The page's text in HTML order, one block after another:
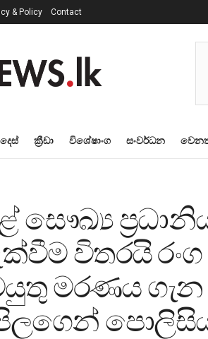
& Policy Contact
ක්‍රීඩා විශේෂාංග සංවර්ධන
සෞඛ්‍ය
විතරයි
මරණය ගැන